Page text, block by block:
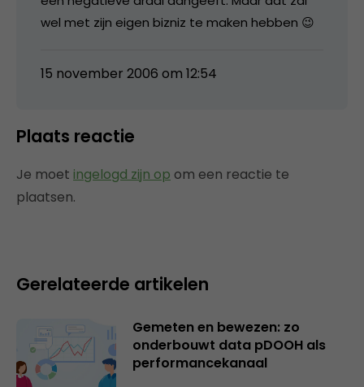
wel met zijn eigen bizniz te maken hebben 😉
15 november 2006 om 12:54
Plaats reactie
Je moet ingelogd zijn op om een reactie te
plaatsen.
Gerelateerde artikelen
Gemeten en bewezen: zo
onderbouwt data pDOOH als
performancekanaal